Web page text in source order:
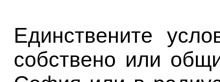
Единствените
собствено или